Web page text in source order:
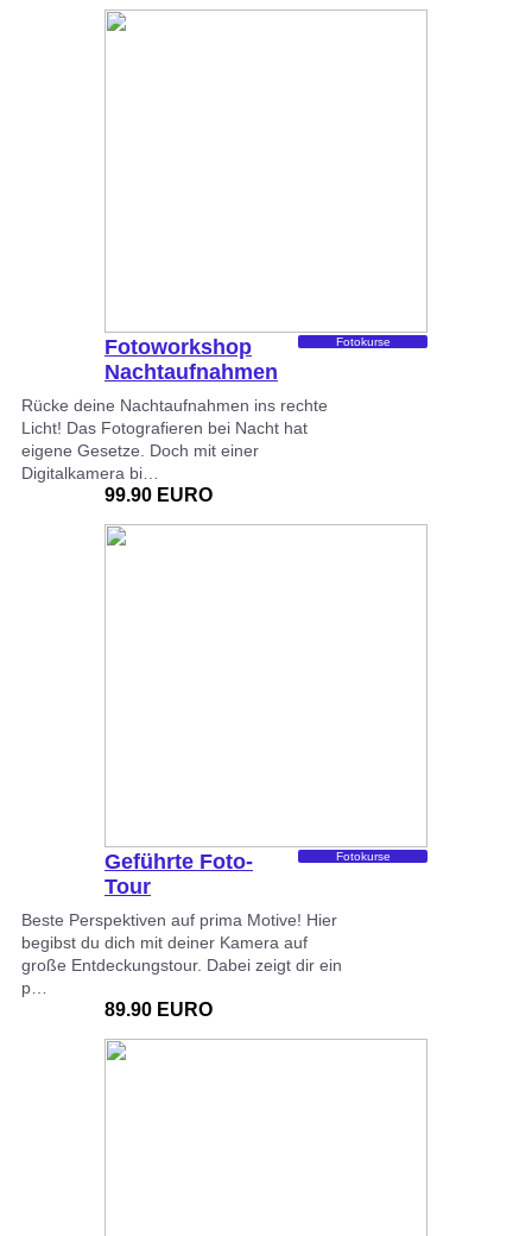
Fotoworkshop
Nachtaufnahmen
Fotokurse
Rücke deine Nachtaufnahmen ins rechte
Licht! Das Fotografieren bei Nacht hat
eigene Gesetze. Doch mit einer
Digitalkamera bi…
99.90 EURO
Geführte Foto-
Tour
Fotokurse
Beste Perspektiven auf prima Motive! Hier
begibst du dich mit deiner Kamera auf
große Entdeckungstour. Dabei zeigt dir ein
p…
89.90 EURO